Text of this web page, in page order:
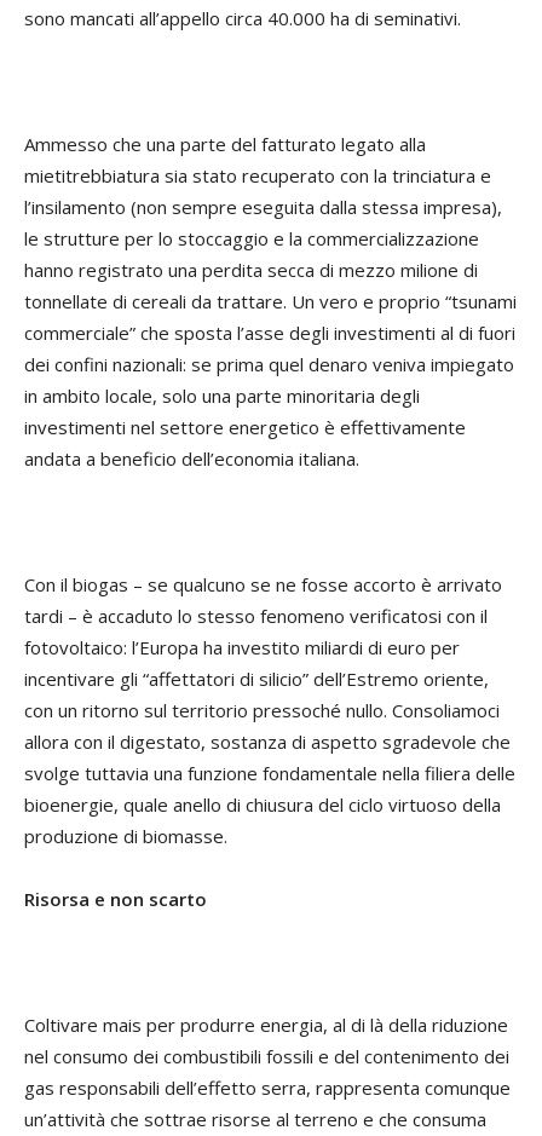
sono mancati all’appello circa 40.000 ha di seminativi.
Ammesso che una parte del fatturato legato alla
mietitrebbiatura sia stato recuperato con la trinciatura e
l’insilamento (non sempre eseguita dalla stessa impresa),
le strutture per lo stoccaggio e la commercializzazione
hanno registrato una perdita secca di mezzo milione di
tonnellate di cereali da trattare. Un vero e proprio “tsunami
commerciale” che sposta l’asse degli investimenti al di fuori
dei confini nazionali: se prima quel denaro veniva impiegato
in ambito locale, solo una parte minoritaria degli
investimenti nel settore energetico è effettivamente
andata a beneficio dell’economia italiana.
Con il biogas – se qualcuno se ne fosse accorto è arrivato
tardi – è accaduto lo stesso fenomeno verificatosi con il
fotovoltaico: l’Europa ha investito miliardi di euro per
incentivare gli “affettatori di silicio” dell’Estremo oriente,
con un ritorno sul territorio pressoché nullo. Consoliamoci
allora con il digestato, sostanza di aspetto sgradevole che
svolge tuttavia una funzione fondamentale nella filiera delle
bioenergie, quale anello di chiusura del ciclo virtuoso della
produzione di biomasse.
Risorsa e non scarto
Coltivare mais per produrre energia, al di là della riduzione
nel consumo dei combustibili fossili e del contenimento dei
gas responsabili dell’effetto serra, rappresenta comunque
un’attività che sottrae risorse al terreno e che consuma